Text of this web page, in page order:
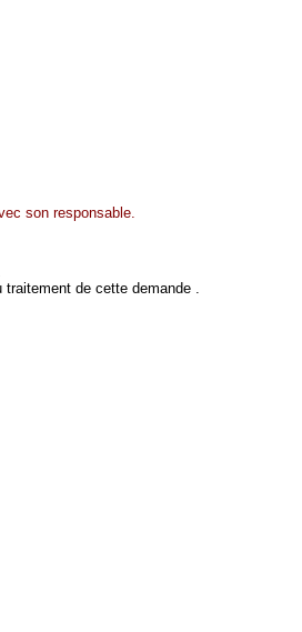
son responsable.
de cette demande .